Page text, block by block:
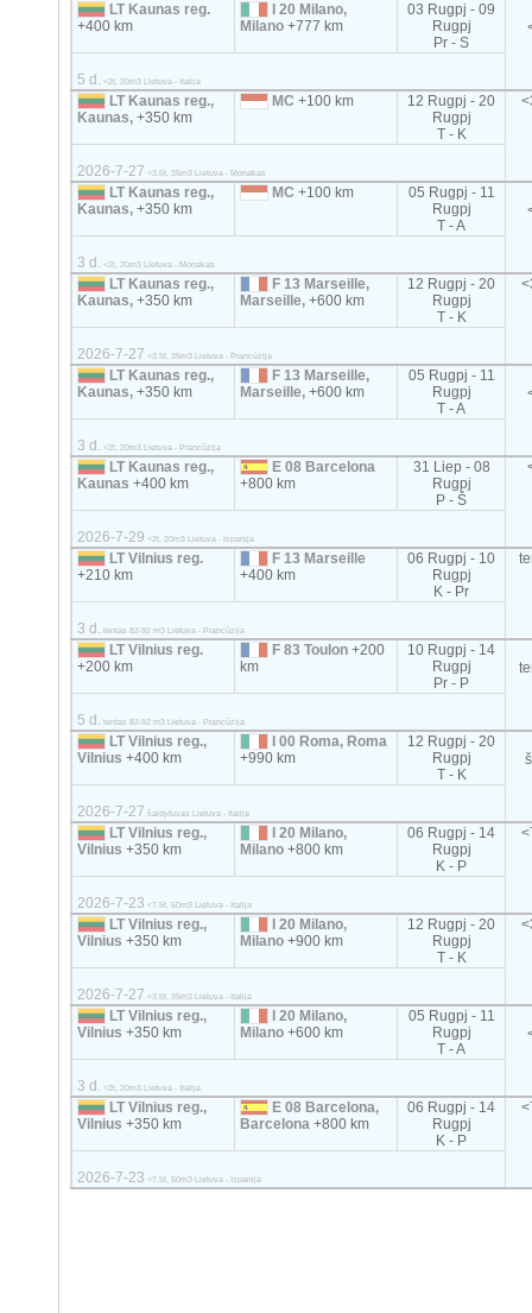
LT Kaunas reg.
+400 km
I 20 Milano,
Milano+777 km
03 Rugpj - 09
Rugpj
Pr - S
5 d. <2t, 20m3 Lietuva - Italija
LT Kaunas reg.,
Kaunas,+350 km
MC+100 km
12 Rugpj - 20
Rugpj
T - K
2026-7-27 <3.5t, 35m3 Lietuva - Monakas
LT Kaunas reg.,
Kaunas,+350 km
MC+100 km
05 Rugpj - 11
Rugpj
T - A
3 d. <2t, 20m3 Lietuva - Monakas
LT Kaunas reg.,
Kaunas,+350 km
F 13 Marseille,
Marseille,+600 km
12 Rugpj - 20
Rugpj
T - K
2026-7-27 <3.5t, 35m3 Lietuva - Prancūzija
LT Kaunas reg.,
Kaunas,+350 km
F 13 Marseille,
Marseille,+600 km
05 Rugpj - 11
Rugpj
T - A
3 d. <2t, 20m3 Lietuva - Prancūzija
LT Kaunas reg.,
Kaunas+400 km
E 08 Barcelona
+800 km
31 Liep - 08
Rugpj
P - Š
2026-7-29 <2t, 20m3 Lietuva - Ispanija
LT Vilnius reg.
+210 km
F 13 Marseille
+400 km
06 Rugpj - 10
Rugpj
K - Pr
3 d. tentas 82-92 m3 Lietuva - Prancūzija
LT Vilnius reg.
+200 km
F 83 Toulon+200
km
10 Rugpj - 14
Rugpj
Pr - P
5 d. tentas 82-92 m3 Lietuva - Prancūzija
LT Vilnius reg.,
Vilnius+400 km
I 00 Roma, Roma
+990 km
12 Rugpj - 20
Rugpj
T - K
2026-7-27 šaldytuvas Lietuva - Italija
LT Vilnius reg.,
Vilnius+350 km
I 20 Milano,
Milano+800 km
06 Rugpj - 14
Rugpj
K - P
2026-7-23 <7.5t, 50m3 Lietuva - Italija
LT Vilnius reg.,
Vilnius+350 km
I 20 Milano,
Milano+900 km
12 Rugpj - 20
Rugpj
T - K
2026-7-27 <3.5t, 35m3 Lietuva - Italija
LT Vilnius reg.,
Vilnius+350 km
I 20 Milano,
Milano+600 km
05 Rugpj - 11
Rugpj
T - A
3 d. <2t, 20m3 Lietuva - Italija
LT Vilnius reg.,
Vilnius+350 km
E 08 Barcelona,
Barcelona+800 km
06 Rugpj - 14
Rugpj
K - P
2026-7-23 <7.5t, 50m3 Lietuva - Ispanija